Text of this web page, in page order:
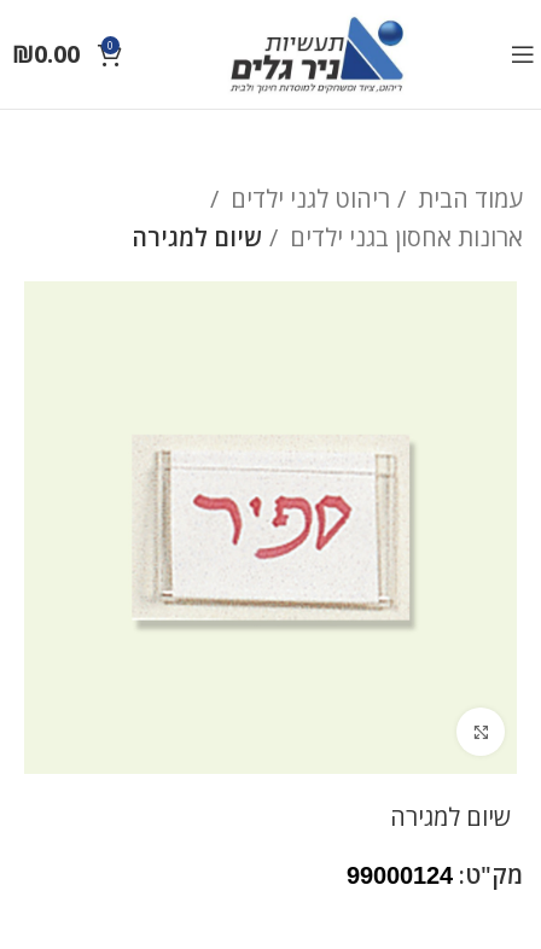
0
₪0.00
עמוד הבית
ריהוט לגני ילדים
ארונות אחסון בגני ילדים
שיום למגירה
שיום למגירה
מק"ט: 99000124